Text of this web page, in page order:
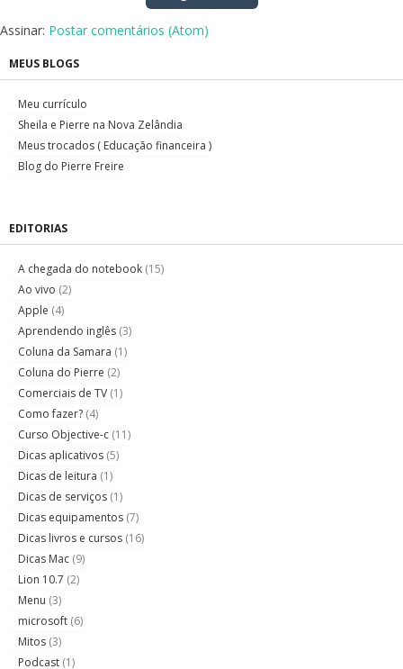
Assinar: Postar comentários (Atom)
MEUS BLOGS
Meu currículo
Sheila e Pierre na Nova Zelândia
Meus trocados ( Educação financeira )
Blog do Pierre Freire
EDITORIAS
A chegada do notebook (15)
Ao vivo (2)
Apple (4)
Aprendendo inglês (3)
Coluna da Samara (1)
Coluna do Pierre (2)
Comerciais de TV (1)
Como fazer? (4)
Curso Objective-c (11)
Dicas aplicativos (5)
Dicas de leitura (1)
Dicas de serviços (1)
Dicas equipamentos (7)
Dicas livros e cursos (16)
Dicas Mac (9)
Lion 10.7 (2)
Menu (3)
microsoft (6)
Mitos (3)
Podcast (1)